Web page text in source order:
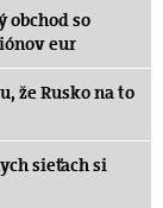
obchod so
eur
že Rusko na to
sieťach si